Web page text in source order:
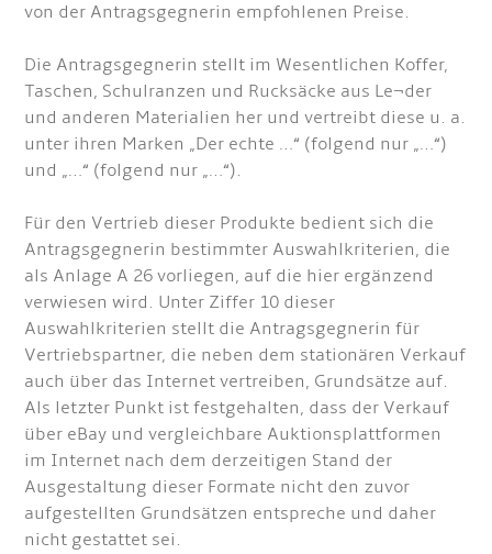
von der Antragsgegnerin empfohlenen Preise.
Die Antragsgegnerin stellt im Wesentlichen Koffer,
Taschen, Schulranzen und Rucksäcke aus Le¬der
und anderen Materialien her und vertreibt diese u. a.
unter ihren Marken „Der echte …“ (folgend nur „…“)
und „…“ (folgend nur „…“).
Für den Vertrieb dieser Produkte bedient sich die
Antragsgegnerin bestimmter Auswahlkriterien, die
als Anlage A 26 vorliegen, auf die hier ergänzend
verwiesen wird. Unter Ziffer 10 dieser
Auswahlkriterien stellt die Antragsgegnerin für
Vertriebspartner, die neben dem stationären Verkauf
auch über das Internet vertreiben, Grundsätze auf.
Als letzter Punkt ist festgehalten, dass der Verkauf
über eBay und vergleichbare Auktionsplattformen
im Internet nach dem derzeitigen Stand der
Ausgestaltung dieser Formate nicht den zuvor
aufgestellten Grundsätzen entspreche und daher
nicht gestattet sei.